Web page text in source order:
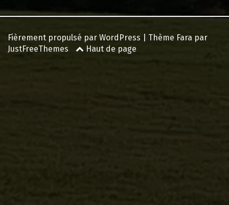
Fièrement propulsé par WordPress Thème Fara par
JustFreeThemes
Haut de page